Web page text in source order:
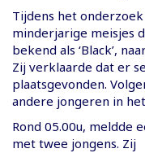
Tijdens het
minderjarige meisjes
bekend als ‘Black’,
Zij verklaarde dat er
plaatsgevonden.
andere jongeren in
Rond 05.00u, meldde
met twee jongens. Zij